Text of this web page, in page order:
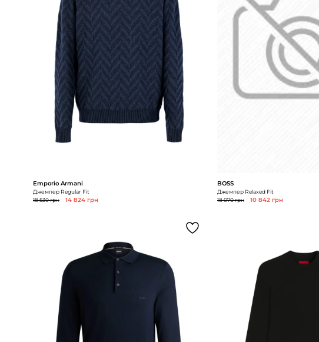
Emporio Armani
Джемпер Regular Fit
18 530 грн
14 824 грн
BOSS
Джемпер Relaxed Fit
18 070 грн
10 842 грн